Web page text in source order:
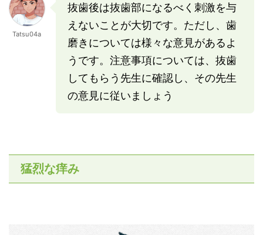
Tatsu04a
抜歯後は抜歯部になるべく刺激を与
えないことが大切です。ただし、歯
磨きについては様々な意見があるよ
うです。注意事項については、抜歯
してもらう先生に確認し、その先生
の意見に従いましょう
猛烈な痒み